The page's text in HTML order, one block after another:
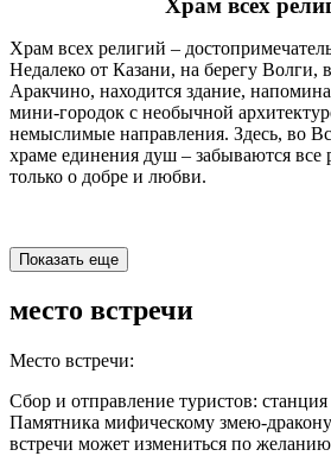
Храм всех религий –
Недалеко от Казани, на берегу Волги,
Аракчино, находится здание,
мини-городок с необычной
немыслимые направления. Здесь, во
храме единения душ – забываются все
только о добре и любви.
Показать еще
место встречи
Место встречи:
Сбор и отправление туристов:
Памятника мифическому змею-
встречи может измениться по